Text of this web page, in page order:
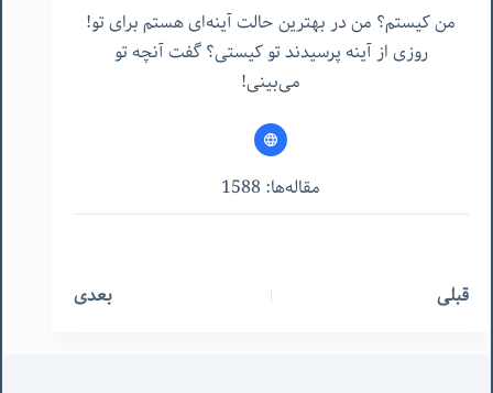
من کیستم؟ من در بهترین حالت آینه‌ای هستم برای تو!
روزی از آینه پرسیدند تو کیستی؟ گفت آنچه تو
می‌بینی!
مقاله‌ها: 1588
قبلی بعدی